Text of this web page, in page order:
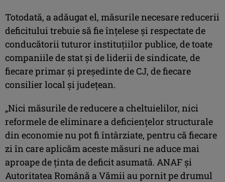
Totodată, a adăugat el, măsurile necesare reducerii
deficitului trebuie să fie înţelese şi respectate de
conducătorii tuturor instituţiilor publice, de toate
companiile de stat şi de liderii de sindicate, de
fiecare primar şi preşedinte de CJ, de fiecare
consilier local şi judeţean.
„Nici măsurile de reducere a cheltuielilor, nici
reformele de eliminare a deficienţelor structurale
din economie nu pot fi întârziate, pentru că fiecare
zi în care aplicăm aceste măsuri ne aduce mai
aproape de ţinta de deficit asumată. ANAF şi
Autoritatea Română a Vămii au pornit pe drumul